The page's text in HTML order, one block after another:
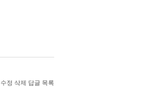
수정 삭제 답글 목록